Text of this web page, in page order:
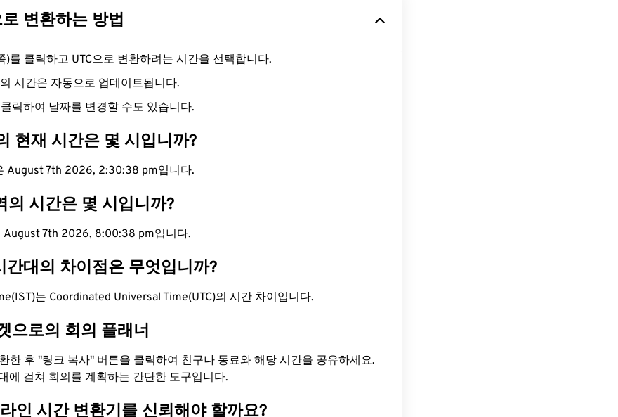
변환하는 방법
)를 클릭하고 UTC으로 변환하려는 시간을 선택합니다.
시간은 자동으로 업데이트됩니다.
릭하여 날짜를 변경할 수도 있습니다.
현재 시간은 몇 시입니까?
August 7th 2026, 2:30:39 pm입니다.
의 시간은 몇 시입니까?
August 7th 2026, 8:00:39 pm입니다.
간대의 차이점은 무엇입니까?
는 Coordinated Universal Time(UTC)의 시간 차이입니다.
으로의 회의 플래너
한 후 "링크 복사" 버튼을 클릭하여 친구나 동료와 해당 시간을 공유하세요.
에 걸쳐 회의를 계획하는 간단한 도구입니다.
인 시간 변환기를 신뢰해야 할까요?